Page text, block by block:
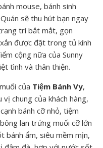
mouse, bánh sinh
sẽ thu hút bạn ngay
trí bắt mắt, gọn
được đặt trong tủ kính
cộng nữa của Sunny
tình và thân thiện.
của Tiệm Bánh Vy,
chung của khách hàng,
bánh cỡ nhỏ, tiệm
lan trứng muối cỡ lớn
bánh ẩm, siêu mềm mịn,